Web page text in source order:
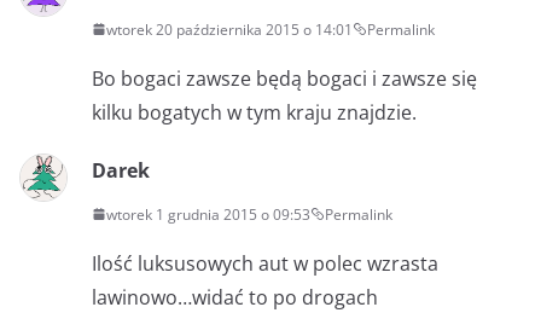
wtorek 20 października 2015 o 14:01 Permalink
Bo bogaci zawsze będą bogaci i zawsze się
kilku bogatych w tym kraju znajdzie.
Darek
wtorek 1 grudnia 2015 o 09:53 Permalink
Ilość luksusowych aut w polec wzrasta
lawinowo…widać to po drogach